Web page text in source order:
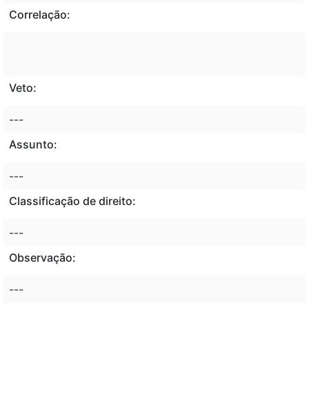
Correlação:
Veto:
---
Assunto:
---
Classificação de direito:
---
Observação:
---